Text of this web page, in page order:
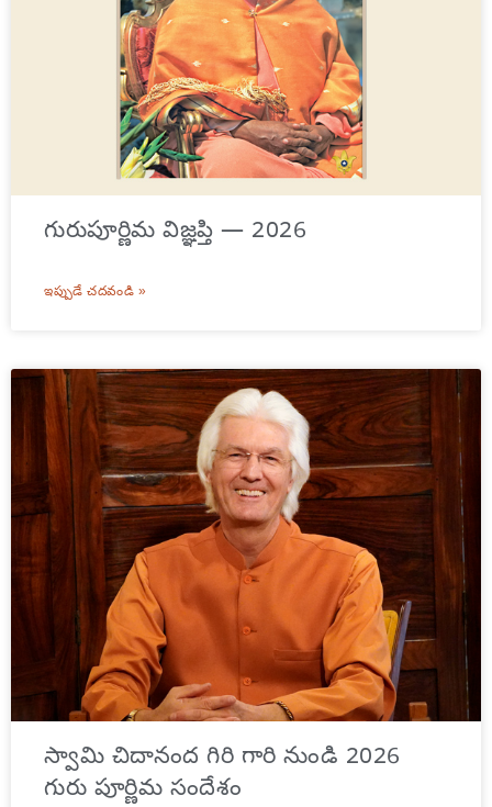
గురుపూర్ణిమ విజ్ఞప్తి — 2026
ఇప్పుడే చదవండి »
స్వామి చిదానంద గిరి గారి నుండి 2026
గురు పూర్ణిమ సందేశం